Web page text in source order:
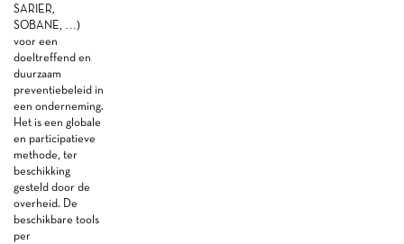
SARIER,
SOBANE, …)
voor een
doeltreffend en
duurzaam
preventiebeleid in
een onderneming.
Het is een globale
en participatieve
methode, ter
beschikking
gesteld door de
overheid. De
beschikbare tools
per